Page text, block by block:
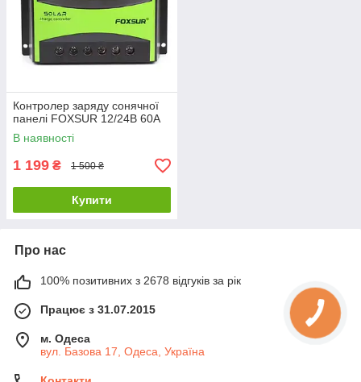
Контролер заряду сонячної
панелі FOXSUR 12/24В 60А
В наявності
1 199 ₴ 1 500 ₴
Купити
Про нас
100% позитивних з 2678 відгуків за рік
Працює з 31.07.2015
м. Одеса
вул. Базова 17, Одеса, Україна